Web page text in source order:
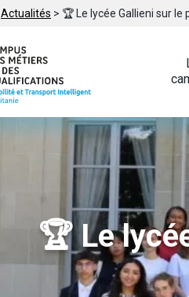
Actualités > 🏆 Le lycée Gallieni sur
🏆 Le